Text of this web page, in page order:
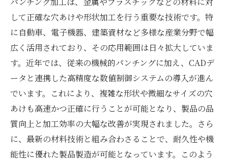
して正確な穴あけや形状加工を行う重要な技術です。特
に自動車、電子機器、建築資材など多様な産業分野で幅
広く活用されており、その応用範囲は日々拡大していま
す。近年では、従来の機械的パンチングに加え、CADデ
ータと連携した高精度な数値制御システムの導入が進ん
でいます。これにより、複雑な形状や微細なサイズの穴
あけも高速かつ正確に行うことが可能となり、製品の品
質向上と加工効率の大幅な改善が実現されました。さら
に、最新の材料技術と組み合わさることで、耐久性や機
能性に優れた製品製造が可能となっています。このよう